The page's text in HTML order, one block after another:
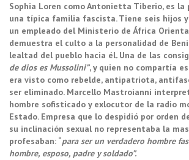
Sophia Loren como Antonietta Tiberio, es
una típica familia fascista. Tiene seis hijos
un empleado del Ministerio de África
demuestra el culto a la personalidad de
lealtad del pueblo hacia él. Una de las
de dios es Mussolini”, y quien no compartía
era visto como rebelde, antipatriota,
ser eliminado. Marcello Mastroianni
hombre sofisticado y exlocutor de la radio
Estado. Empresa que lo despidió por orden
su inclinación sexual no representaba la
profesaban: “para ser un verdadero hombre
hombre, esposo, padre y soldado”.